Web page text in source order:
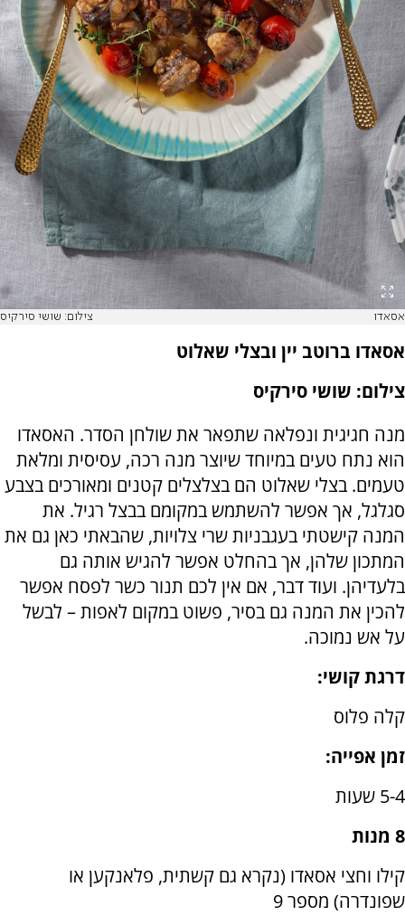
אסאדו צילום: שושי סירקיס
אסאדו ברוטב יין ובצלי שאלוט
צילום: שושי סירקיס
מנה חגיגית ונפלאה שתפאר את שולחן הסדר. האסאדו
הוא נתח טעים במיוחד שיוצר מנה רכה, עסיסית ומלאת
טעמים. בצלי שאלוט הם בצלצלים קטנים ומאורכים בצבע
סגלגל, אך אפשר להשתמש במקומם בבצל רגיל. את
המנה קישטתי בעגבניות שרי צלויות, שהבאתי כאן גם את
המתכון שלהן, אך בהחלט אפשר להגיש אותה גם
בלעדיהן. ועוד דבר, אם אין לכם תנור כשר לפסח אפשר
להכין את המנה גם בסיר, פשוט במקום לאפות – לבשל
על אש נמוכה.
דרגת קושי:
קלה פלוס
זמן אפייה:
5-4 שעות
8 מנות
קילו וחצי אסאדו (נקרא גם קשתית, פלאנקען או
שפונדרה) מספר 9